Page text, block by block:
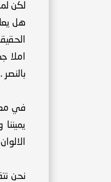
لكن
هل
املا
في
نحن